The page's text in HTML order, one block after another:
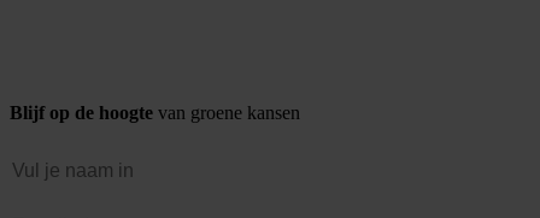
Blijf op de hoogte van groene kansen